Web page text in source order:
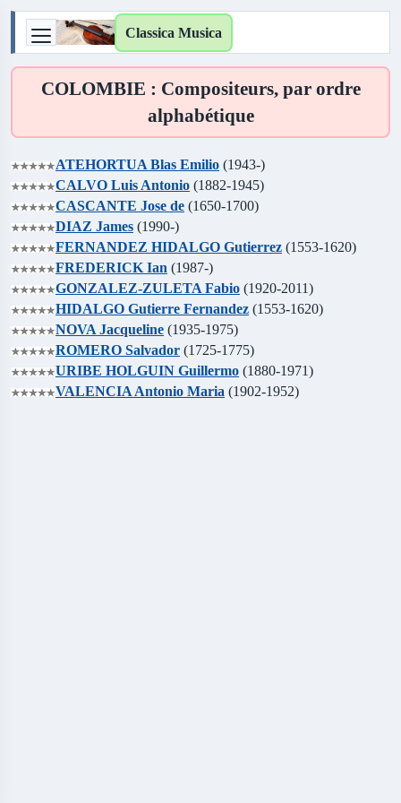
Classica Musica
COLOMBIE : Compositeurs, par ordre
alphabétique
ATEHORTUA Blas Emilio (1943-)
CALVO Luis Antonio (1882-1945)
CASCANTE Jose de (1650-1700)
DIAZ James (1990-)
FERNANDEZ HIDALGO Gutierrez (1553-1620)
FREDERICK Ian (1987-)
GONZALEZ-ZULETA Fabio (1920-2011)
HIDALGO Gutierre Fernandez (1553-1620)
NOVA Jacqueline (1935-1975)
ROMERO Salvador (1725-1775)
URIBE HOLGUIN Guillermo (1880-1971)
VALENCIA Antonio Maria (1902-1952)